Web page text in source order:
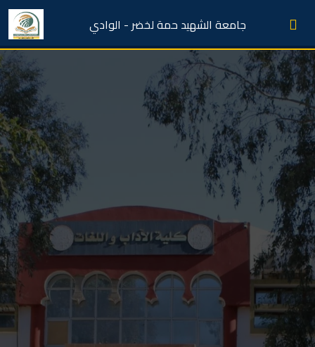
جامعة الشهيد حمة لخضر - الوادي